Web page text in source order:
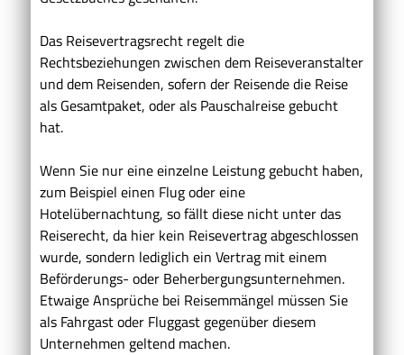
Das Reisevertragsrecht regelt die
Rechtsbeziehungen zwischen dem Reiseveranstalter
und dem Reisenden, sofern der Reisende die Reise
als Gesamtpaket, oder als Pauschalreise gebucht
hat.
Wenn Sie nur eine einzelne Leistung gebucht haben,
zum Beispiel einen Flug oder eine
Hotelübernachtung, so fällt diese nicht unter das
Reiserecht, da hier kein Reisevertrag abgeschlossen
wurde, sondern lediglich ein Vertrag mit einem
Beförderungs- oder Beherbergungsunternehmen.
Etwaige Ansprüche bei Reisemmängel müssen Sie
als Fahrgast oder Fluggast gegenüber diesem
Unternehmen geltend machen.